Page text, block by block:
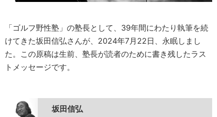
「ゴルフ野性塾」の塾長として、39年間にわたり執筆を続
けてきた坂田信弘さんが、2024年7月22日、永眠しまし
た。この原稿は生前、塾長が読者のために書き残したラス
トメッセージです。
坂田信弘